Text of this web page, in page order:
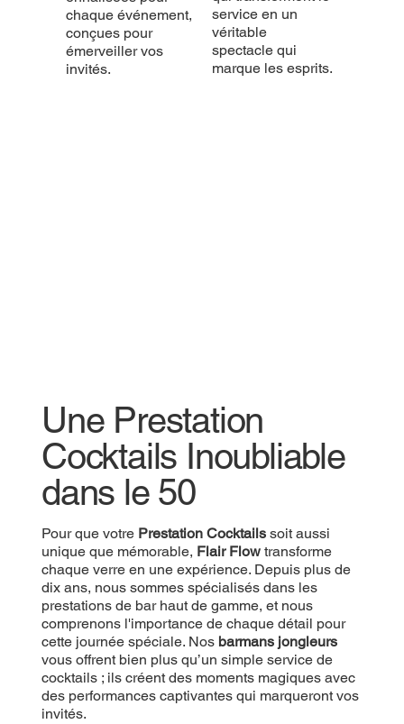
chaque événement,
conçues pour
émerveiller vos
invités.
service en un
véritable
spectacle qui
marque les esprits.
Une Prestation
Cocktails Inoubliable
dans le 50
Pour que votre Prestation Cocktailssoit aussi
unique que mémorable, Flair Flowtransforme
chaque verre en une expérience. Depuis plus de
dix ans, nous sommes spécialisés dans les
prestations de bar haut de gamme, et nous
comprenons l'importance de chaque détail pour
cette journée spéciale. Nos barmans jongleurs
vous offrent bien plus qu’un simple service de
cocktails ; ils créent des moments magiques avec
des performances captivantes qui marqueront vos
invités.